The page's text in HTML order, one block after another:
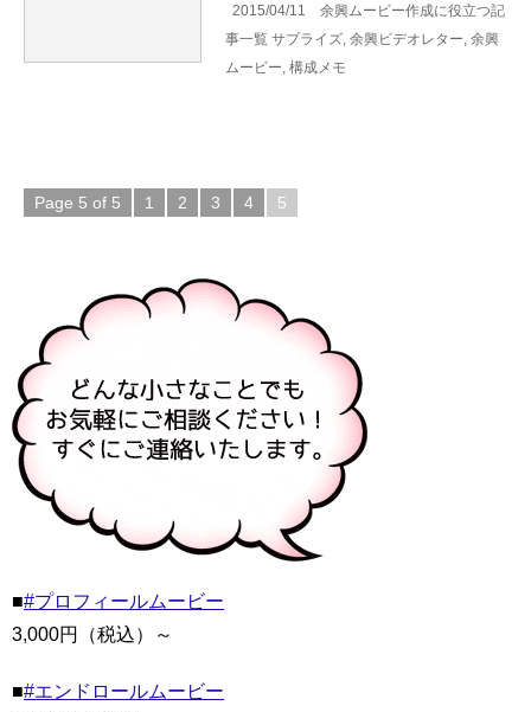
2015/04/11
余興ムービー作成に役立つ記
事一覧 サプライズ, 余興ビデオレター, 余興
ムービー, 構成メモ
Page 5 of 5 1 2 3 4 5
■#プロフィールムービー
3,000円（税込）～
■#エンドロールムービー